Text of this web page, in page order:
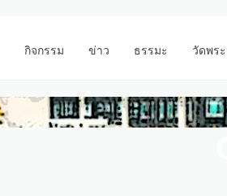
กิจกรรม ข่าว ธรรมะ วัดพร